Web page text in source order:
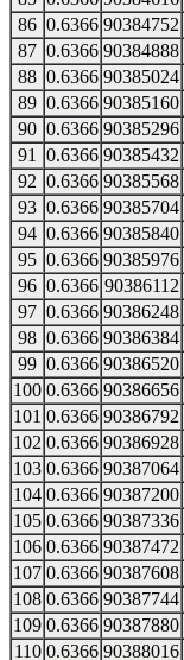
86 0.6366 90384752
87 0.6366 90384888
88 0.6366 90385024
89 0.6366 90385160
90 0.6366 90385296
91
0.6366 90385432
92 0.6366 90385568
93 0.6366 90385704
94 0.6366 90385840
95 0.6366 90385976
96 0.6366 90386112
97 0.6366 90386248
98 0.6366 90386384
99 0.6366 90386520
100 0.6366 90386656
101 0.6366 90386792
102 0.6366 90386928
103 0.6366 90387064
104 0.6366 90387200
105 0.6366 90387336
106 0.6366 90387472
107 0.6366 90387608
108 0.6366 90387744
109 0.6366 90387880
110 0.6366 90388016